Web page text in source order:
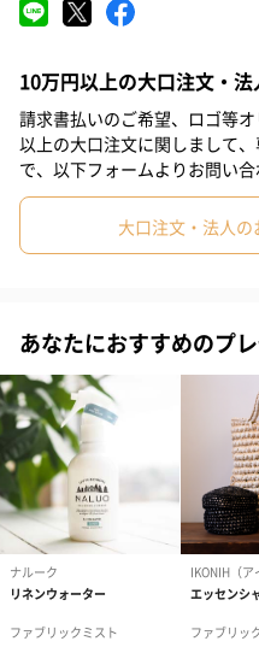
ト。清涼成分のメントールと
お出かけ前のシャツや靴下、
などにスプレーするだけで気
のワキや襟元、背中など汗の
的です。
※衣類・布類専用です。肌に
便利な消臭・除菌機能
汗ばむ季節に気になるのがニ
アイスファブリックミストはひ
菌機能付き。ニオイが気にな
選べる2種類の香り
#祖父 #上司女性
#男子大学生 #10代 #20代
#40代 #50代 #60代
10万円以上の大口注文・
請求書払いのご希望、ロゴ等
以上の大口注文に関しまして
で、以下フォームよりお問い合
大口注文・法人
あなたにおすすめのプ